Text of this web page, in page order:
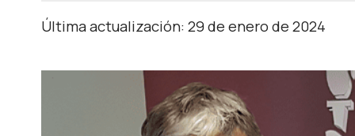
Última actualización: 29 de enero de 2024